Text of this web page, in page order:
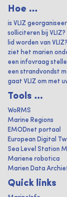
Hoe ...
is VLIZ
solliciteren bij VLIZ?
lid worden van VLIZ?
ziet het marien
een infovraag
een strandvondst
gaat VLIZ om met
Tools ...
WoRMS
Marine Regions
EMODnet portaal
European Digital
Sea Level Station
Mariene robotica
Marien Data
Quick links